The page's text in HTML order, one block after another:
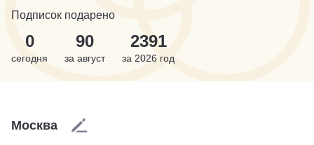
Подписок подарено
0
сегодня
90
за август
2391
за 2026 год
Москва